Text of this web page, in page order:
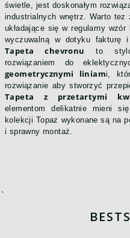
świetle, jest doskonałym
industrialnych wnętrz. Warto tez
układające się w regularny
wyczuwalną w dotyku fakturę
Tapeta chevronu to
rozwiązaniem do
geometrycznymi liniami,
rozwiązanie aby stworzyć
Tapeta z przetartymi
elementom delikatnie mieni
kolekcji Topaz wykonane są na
i sprawny montaż.
`